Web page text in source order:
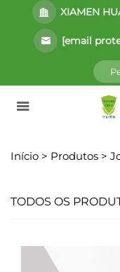
XIAMEN
[email
Início > Produtos >
TODOS OS